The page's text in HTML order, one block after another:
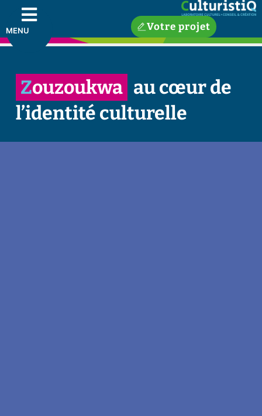
MENU Votre projet
Zouzoukwa au cœur de
l’identité culturelle